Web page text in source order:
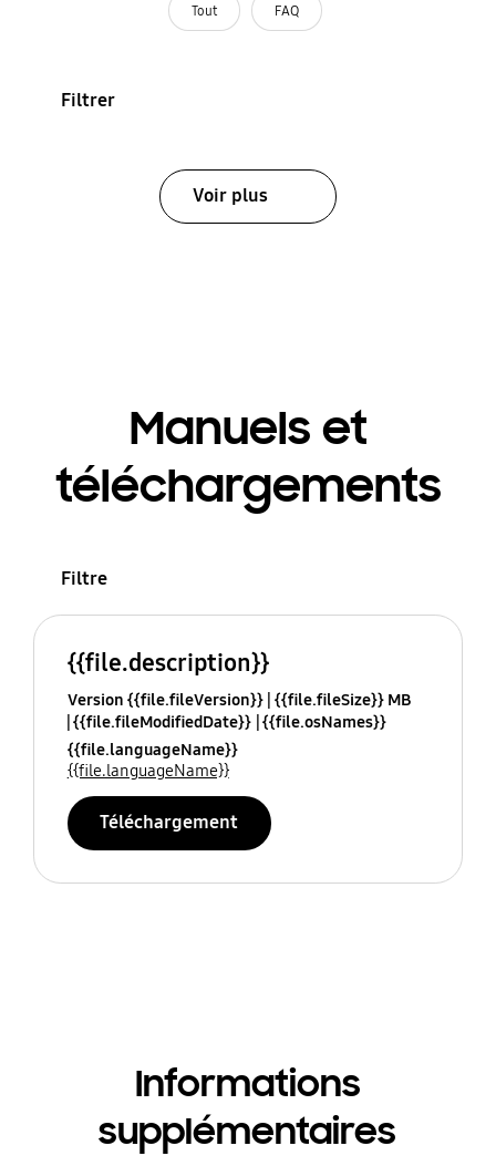
Tout FAQ
Filtrer
Voir plus
Manuels et
téléchargements
Filtre
{{file.description}}
Version {{file.fileVersion}} {{file.fileSize}} MB
{{file.fileModifiedDate}} {{file.osNames}}
{{file.languageName}}
{{file.languageName}}
Téléchargement
Informations
supplémentaires